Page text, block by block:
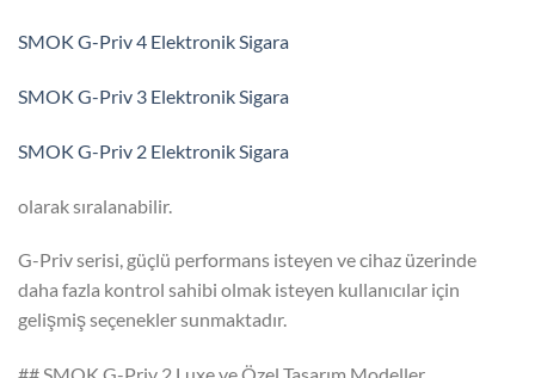
SMOK G-Priv 4 Elektronik Sigara
SMOK G-Priv 3 Elektronik Sigara
SMOK G-Priv 2 Elektronik Sigara
olarak sıralanabilir.
G-Priv serisi, güçlü performans isteyen ve cihaz üzerinde
daha fazla kontrol sahibi olmak isteyen kullanıcılar için
gelişmiş seçenekler sunmaktadır.